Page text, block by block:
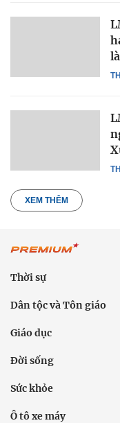
XEM THÊM
Thời sự
Dân tộc và Tôn giáo
Giáo dục
Đời sống
Sức khỏe
Ô tô xe máy